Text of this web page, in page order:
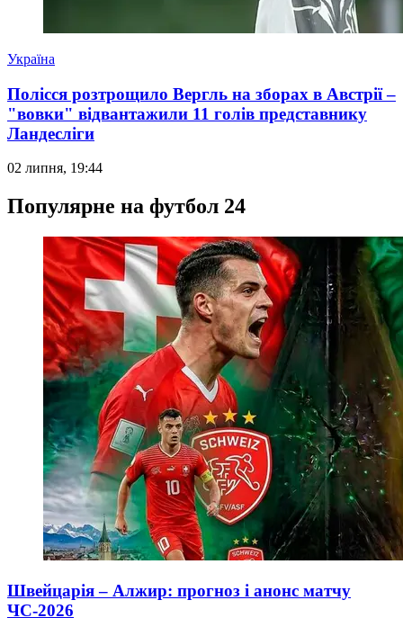
Україна
Полісся розтрощило Вергль на зборах в Австрії –
"вовки" відвантажили 11 голів представнику
Ландесліги
02 липня, 19:44
Популярне на футбол 24
Швейцарія – Алжир: прогноз і анонс матчу
ЧС-2026